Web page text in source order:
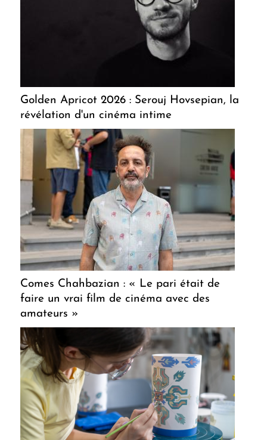
Golden Apricot 2026 : Serouj Hovsepian, la
révélation d'un cinéma intime
Comes Chahbazian : « Le pari était de
faire un vrai film de cinéma avec des
amateurs »